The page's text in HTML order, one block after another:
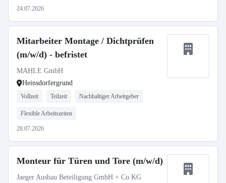
24.07.2026
Mitarbeiter Montage / Dichtprüfen
(m/w/d) - befristet
MAHLE GmbH
Heinsdorfergrund
Vollzeit Teilzeit Nachhaltiger Arbeitgeber
Flexible Arbeitszeiten
28.07.2026
Monteur für Türen und Tore (m/w/d)
Jaeger Ausbau Beteiligung GmbH + Co KG